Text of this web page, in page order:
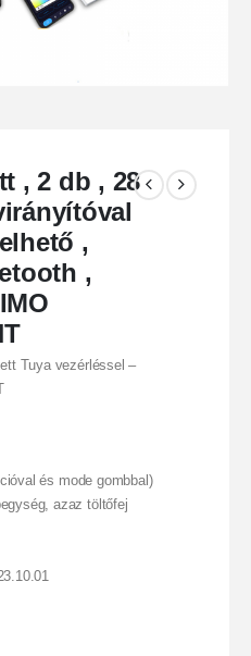
, 2 db , 28
,
,
Tuya vezérléssel –
és mode gombbal)
azaz töltőfej